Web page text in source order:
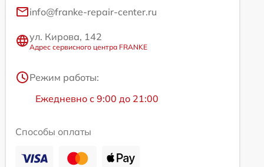
info@franke-repair-center.ru
ул. Кирова, 142
Адрес сервисного центра FRANKE
Режим работы:
Ежедневно с 9:00 до 21:00
Способы оплаты